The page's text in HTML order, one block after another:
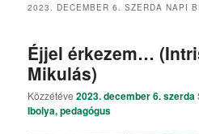
2023. DECEMBER 6. SZERDA NAPI
Éjjel érkezem…
Mikulás)
Közzétéve2023. december 6. szerda
Ibolya, pedagógus